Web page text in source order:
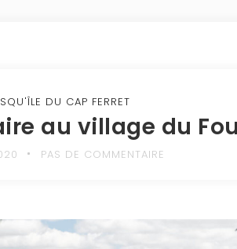
DU CAP FERRET
au village du
PAS DE COMMENTAIRE